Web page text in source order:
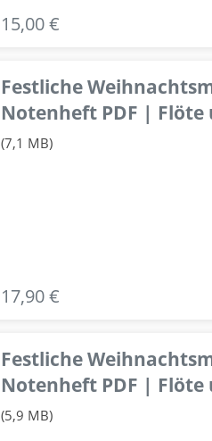
15,00 €
Festliche
Notenheft PDF | Flöte
(7,1 MB)
17,90 €
Festliche
Notenheft PDF | Flöte
(5,9 MB)